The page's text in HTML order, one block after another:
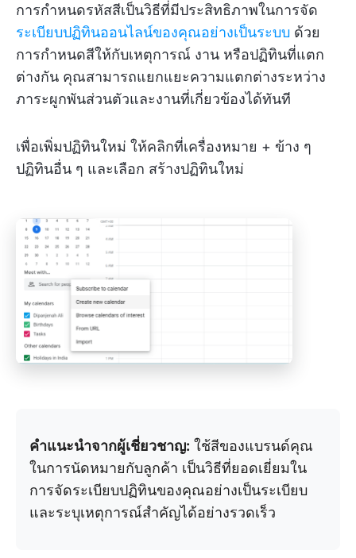
การกำหนดรหัสสีเป็นวิธีที่มีประสิทธิภาพในการจัด
ระเบียบปฏิทินออนไลน์ของคุณอย่างเป็นระบบ ด้วย
การกำหนดสีให้กับเหตุการณ์ งาน หรือปฏิทินที่แตก
ต่างกัน คุณสามารถแยกแยะความแตกต่างระหว่าง
ภาระผูกพันส่วนตัวและงานที่เกี่ยวข้องได้ทันที
เพื่อเพิ่มปฏิทินใหม่ ให้คลิกที่เครื่องหมาย + ข้าง ๆ
ปฏิทินอื่น ๆ และเลือก สร้างปฏิทินใหม่
คำแนะนำจากผู้เชี่ยวชาญ: ใช้สีของแบรนด์คุณ
ในการนัดหมายกับลูกค้า เป็นวิธีที่ยอดเยี่ยมใน
การจัดระเบียบปฏิทินของคุณอย่างเป็นระเบียบ
และระบุเหตุการณ์สำคัญได้อย่างรวดเร็ว